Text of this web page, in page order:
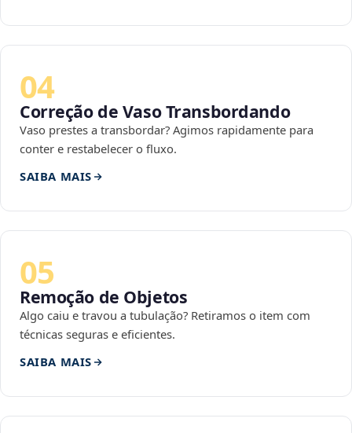
04
Correção de Vaso Transbordando
Vaso prestes a transbordar? Agimos rapidamente para
conter e restabelecer o fluxo.
SAIBA MAIS
05
Remoção de Objetos
Algo caiu e travou a tubulação? Retiramos o item com
técnicas seguras e eficientes.
SAIBA MAIS